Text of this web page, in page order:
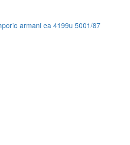
armani ea 4199u 5001/87